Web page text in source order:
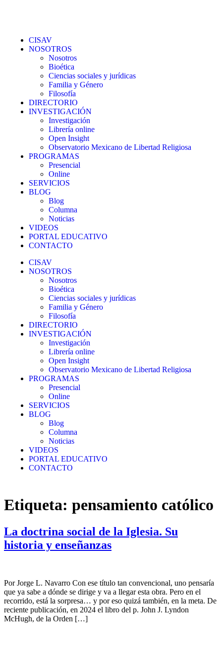
CISAV
NOSOTROS
Nosotros
Bioética
Ciencias sociales y jurídicas
Familia y Género
Filosofía
DIRECTORIO
INVESTIGACIÓN
Investigación
Librería online
Open Insight
Observatorio Mexicano de Libertad Religiosa
PROGRAMAS
Presencial
Online
SERVICIOS
BLOG
Blog
Columna
Noticias
VIDEOS
PORTAL EDUCATIVO
CONTACTO
CISAV
NOSOTROS
Nosotros
Bioética
Ciencias sociales y jurídicas
Familia y Género
Filosofía
DIRECTORIO
INVESTIGACIÓN
Investigación
Librería online
Open Insight
Observatorio Mexicano de Libertad Religiosa
PROGRAMAS
Presencial
Online
SERVICIOS
BLOG
Blog
Columna
Noticias
VIDEOS
PORTAL EDUCATIVO
CONTACTO
Etiqueta: pensamiento católico
La doctrina social de la Iglesia. Su
historia y enseñanzas
Por Jorge L. Navarro Con ese título tan convencional, uno pensaría
que ya sabe a dónde se dirige y va a llegar esta obra. Pero en el
recorrido, está la sorpresa… y por eso quizá también, en la meta. De
reciente publicación, en 2024 el libro del p. John J. Lyndon
McHugh, de la Orden […]